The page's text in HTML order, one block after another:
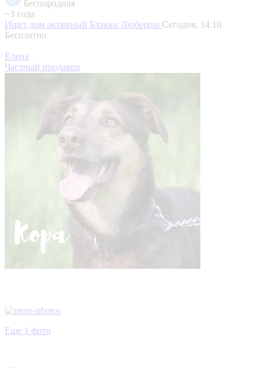
Беспородная
~3 года
Ищет дом активный Блэкки Люберцы Сегодня, 14:10
Бесплатно
Елена
Частный продавец
Еще 1 фото